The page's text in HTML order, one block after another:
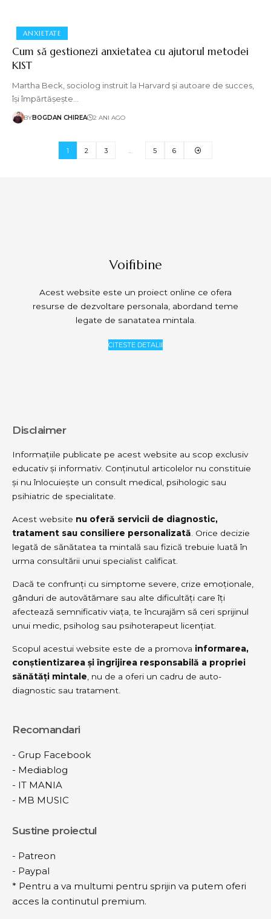
ANXIETATE
Cum să gestionezi anxietatea cu ajutorul metodei
KIST
Martha Beck, sociolog instruit la Harvard și autoare de succes,
își împărtășește…
BYBOGDAN CHIREA 2 ANI AGO
1 2 3 5 6
Voifibine
Acest website este un proiect online ce ofera
resurse de dezvoltare personala, abordand teme
legate de sanatatea mintala.
CITESTE DETALII
Disclaimer
Informațiile publicate pe acest website au scop exclusiv
educativ și informativ. Conținutul articolelor nu constituie
și nu înlocuiește un consult medical, psihologic sau
psihiatric de specialitate.
Acest website nu oferă servicii de diagnostic,
tratament sau consiliere personalizată . Orice decizie
legată de sănătatea ta mintală sau fizică trebuie luată în
urma consultării unui specialist calificat.
Dacă te confrunți cu simptome severe, crize emoționale,
gânduri de autovătămare sau alte dificultăți care îți
afectează semnificativ viața, te încurajăm să ceri sprijinul
unui medic, psiholog sau psihoterapeut licențiat.
Scopul acestui website este de a promova informarea,
conștientizarea și îngrijirea responsabilă a propriei
sănătăți mintale , nu de a oferi un cadru de auto-
diagnostic sau tratament.
Recomandari
- Grup Facebook
- Mediablog
- IT MANIA
- MB MUSIC
Sustine proiectul
- Patreon
- Paypal
* Pentru a va multumi pentru sprijin va putem oferi
acces la continutul premium.